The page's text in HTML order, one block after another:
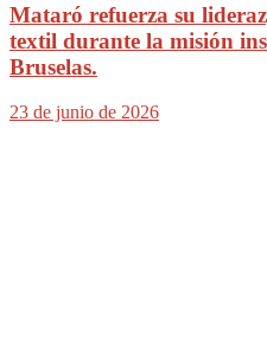
Mataró refuerza su
textil durante la misión
Bruselas.
23 de junio de 2026